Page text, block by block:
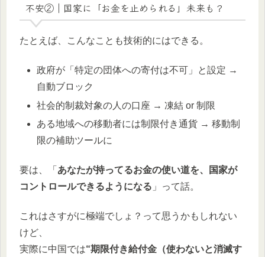
不安②｜国家に「お金を止められる」未来も？
たとえば、こんなことも技術的にはできる。
政府が「特定の団体への寄付は不可」と設定 →
自動ブロック
社会的制裁対象の人の口座 → 凍結 or 制限
ある地域への移動者には制限付き通貨 → 移動制
限の補助ツールに
要は、「 あなたが持ってるお金の使い道を、国家が
コントロールできるようになる 」って話。
これはさすがに極端でしょ？って思うかもしれない
けど、
実際に中国では“期限付き給付金（使わないと消滅す